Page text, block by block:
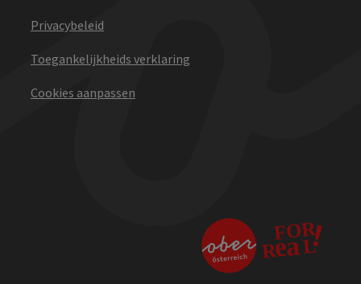
Privacybeleid
Toegankelijkheids verklaring
Cookies aanpassen